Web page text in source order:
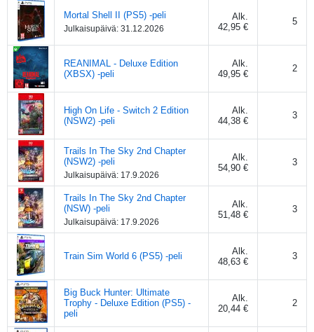
Mortal Shell II (PS5) -peli
Julkaisupäivä: 31.12.2026
Alk.
42,95 €
5
REANIMAL - Deluxe Edition
(XBSX) -peli
Alk.
49,95 €
2
High On Life - Switch 2 Edition
(NSW2) -peli
Alk.
44,38 €
3
Trails In The Sky 2nd Chapter
(NSW2) -peli
Julkaisupäivä: 17.9.2026
Alk.
54,90 €
3
Trails In The Sky 2nd Chapter
(NSW) -peli
Julkaisupäivä: 17.9.2026
Alk.
51,48 €
3
Train Sim World 6 (PS5) -peli
Alk.
48,63 €
3
Big Buck Hunter: Ultimate
Trophy - Deluxe Edition (PS5) -
peli
Alk.
20,44 €
2